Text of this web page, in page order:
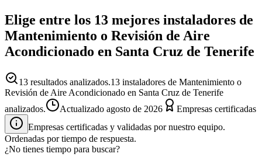
Elige entre los 13 mejores instaladores de
Mantenimiento o Revisión de Aire
Acondicionado en Santa Cruz de Tenerife
13 resultados analizados.13 instaladores de Mantenimiento o
Revisión de Aire Acondicionado en Santa Cruz de Tenerife
analizados.
Actualizado agosto de 2026
Empresas certificadas
Empresas certificadas y validadas por nuestro equipo.
Ordenadas por tiempo de respuesta.
¿No tienes tiempo para buscar?